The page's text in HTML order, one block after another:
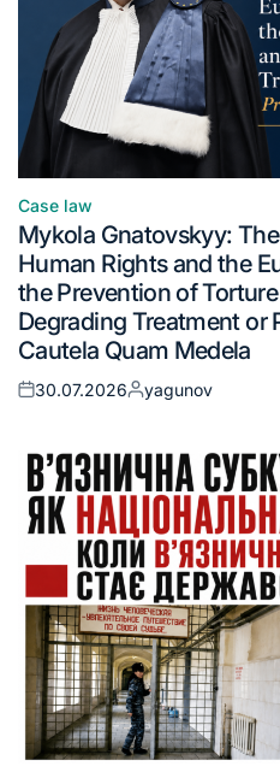
Case law
Mykola Gnatovskyy:
Human Rights and the
the Prevention of
Degrading Treatment or
Cautela Quam Medela
30.07.2026 yagunov